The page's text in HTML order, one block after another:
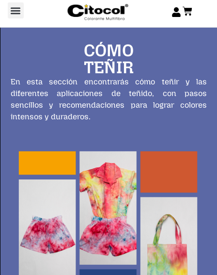
CÓMO
TEÑIR
En esta sección encontrarás cómo teñir y las
diferentes aplicaciones de teñido, con pasos
sencillos y recomendaciones para lograr colores
intensos y duraderos.